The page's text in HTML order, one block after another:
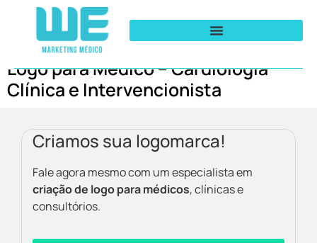
Logo para Médico – Cardiologia
Clínica e Intervencionista
Criamos sua logomarca!
Fale agora mesmo com um especialista em
criação de logo para médicos, clínicas e
consultórios.